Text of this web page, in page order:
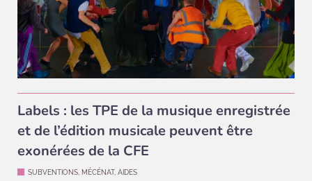
Labels : les TPE de la musique enregistrée
et de l’édition musicale peuvent être
exonérées de la CFE
SUBVENTIONS, MÉCÉNAT, AIDES